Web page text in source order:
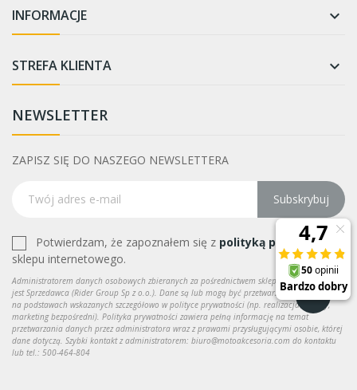
INFORMACJE 
STREFA KLIENTA 
NEWSLETTER
ZAPISZ SIĘ DO NASZEGO NEWSLETTERA
Subskrybuj
Potwierdzam, że zapoznałem się z polityką prywatności
sklepu internetowego.
Administratorem danych osobowych zbieranych za pośrednictwem sklepu internetowego
jest Sprzedawca (Rider Group Sp z o.o.). Dane są lub mogą być przetwarzane w celach oraz
na podstawach wskazanych szczegółowo w polityce prywatności (np. realizacja umowy,
marketing bezpośredni). Polityka prywatności zawiera pełną informację na temat
przetwarzania danych przez administratora wraz z prawami przysługującymi osobie, której
dane dotyczą. Szybki kontakt z administratorem: biuro@motoakcesoria.com do kontaktu
lub tel.: 500-464-804